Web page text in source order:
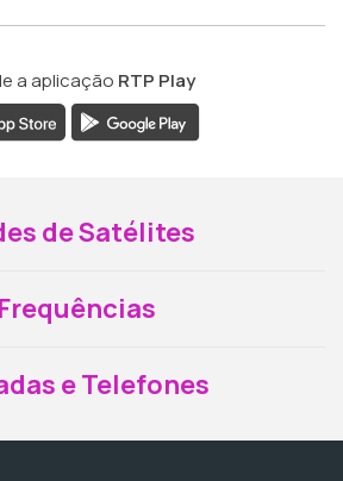
a aplicação RTP Play
de Satélites
Frequências
e Telefones